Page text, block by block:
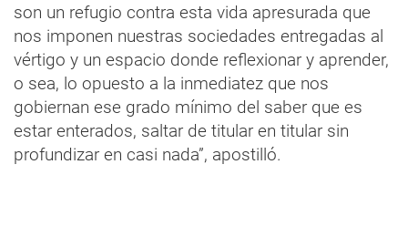
son un refugio contra esta vida apresurada que
nos imponen nuestras sociedades entregadas al
vértigo y un espacio donde reflexionar y aprender,
o sea, lo opuesto a la inmediatez que nos
gobiernan ese grado mínimo del saber que es
estar enterados, saltar de titular en titular sin
profundizar en casi nada”, apostilló.